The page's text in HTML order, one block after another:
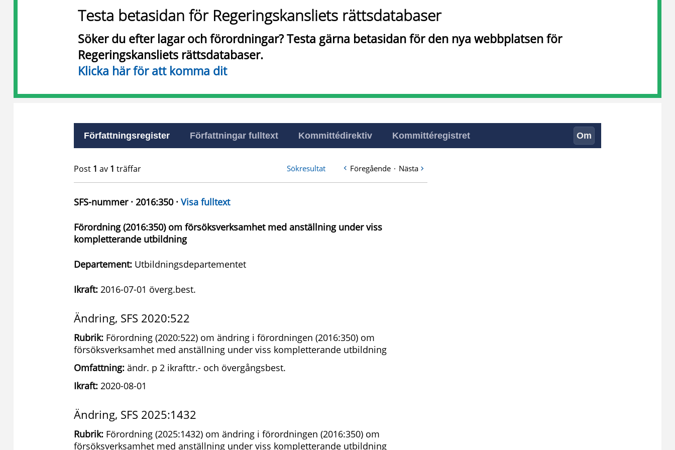
Testa betasidan för Regeringskansliets rättsdatabaser
Söker du efter lagar och förordningar? Testa gärna betasidan för den nya webbplatsen för
Regeringskansliets rättsdatabaser.
Klicka här för att komma dit
Författningsregister Författningar fulltext Kommittédirektiv Kommittéregistret Om
Post 1 av 1 träffar Sökresultat Föregående · Nästa
SFS-nummer · 2016:350 · Visa fulltext
Förordning (2016:350) om försöksverksamhet med anställning under viss
kompletterande utbildning
Departement: Utbildningsdepartementet
Ikraft: 2016-07-01 överg.best.
Ändring, SFS 2020:522
Rubrik: Förordning (2020:522) om ändring i förordningen (2016:350) om
försöksverksamhet med anställning under viss kompletterande utbildning
Omfattning: ändr. p 2 ikrafttr.- och övergångsbest.
Ikraft: 2020-08-01
Ändring, SFS 2025:1432
Rubrik: Förordning (2025:1432) om ändring i förordningen (2016:350) om
försöksverksamhet med anställning under viss kompletterande utbildning